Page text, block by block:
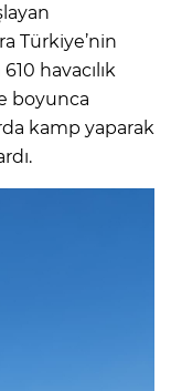
Türkiye’nin
havacılık
boyunca
kamp yaparak